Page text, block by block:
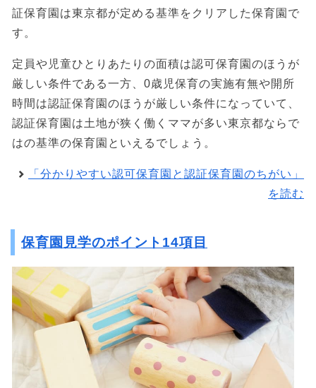
証保育園は東京都が定める基準をクリアした保育園で
す。
定員や児童ひとりあたりの面積は認可保育園のほうが
厳しい条件である一方、0歳児保育の実施有無や開所
時間は認証保育園のほうが厳しい条件になっていて、
認証保育園は土地が狭く働くママが多い東京都ならで
はの基準の保育園といえるでしょう。
「分かりやすい認可保育園と認証保育園のちがい」
を読む
保育園見学のポイント14項目